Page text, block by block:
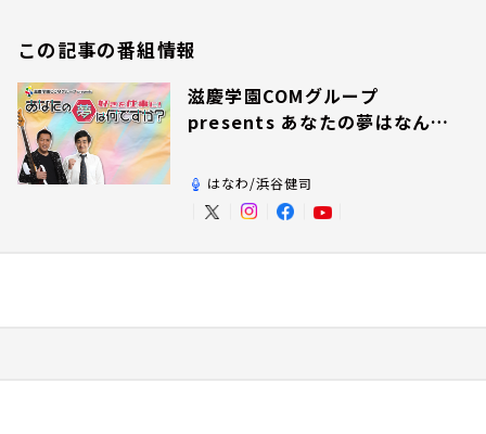
この記事の番組情報
滋慶学園COMグループ
presents あなたの夢はなんで
はなわ/浜谷健司